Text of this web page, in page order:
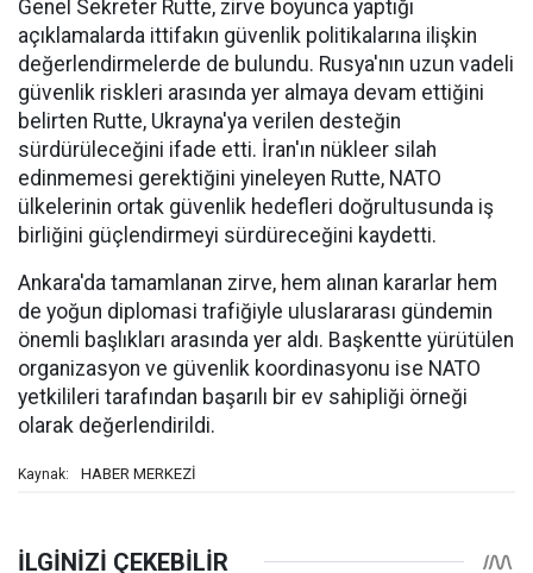
Genel Sekreter Rutte, zirve boyunca yaptığı
açıklamalarda ittifakın güvenlik politikalarına ilişkin
değerlendirmelerde de bulundu. Rusya'nın uzun vadeli
güvenlik riskleri arasında yer almaya devam ettiğini
belirten Rutte, Ukrayna'ya verilen desteğin
sürdürüleceğini ifade etti. İran'ın nükleer silah
edinmemesi gerektiğini yineleyen Rutte, NATO
ülkelerinin ortak güvenlik hedefleri doğrultusunda iş
birliğini güçlendirmeyi sürdüreceğini kaydetti.
Ankara'da tamamlanan zirve, hem alınan kararlar hem
de yoğun diplomasi trafiğiyle uluslararası gündemin
önemli başlıkları arasında yer aldı. Başkentte yürütülen
organizasyon ve güvenlik koordinasyonu ise NATO
yetkilileri tarafından başarılı bir ev sahipliği örneği
olarak değerlendirildi.
Kaynak: HABER MERKEZİ